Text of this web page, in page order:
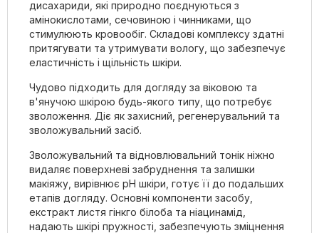
дисахариди, які природно поєднуються з
амінокислотами, сечовиною і чинниками, що
стимулюють кровообіг. Складові комплексу здатні
притягувати та утримувати вологу, що забезпечує
еластичність і щільність шкіри.
Чудово підходить для догляду за віковою та
в'янучою шкірою будь-якого типу, що потребує
зволоження. Діє як захисний, регенерувальний та
зволожувальний засіб.
Зволожувальний та відновлювальний тонік ніжно
видаляє поверхневі забруднення та залишки
макіяжу, вирівнює pH шкіри, готує її до подальших
етапів догляду. Основні компоненти засобу,
екстракт листя гінкго білоба та ніацинамід,
надають шкірі пружності, забезпечують зміцнення